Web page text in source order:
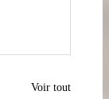
Voir tout